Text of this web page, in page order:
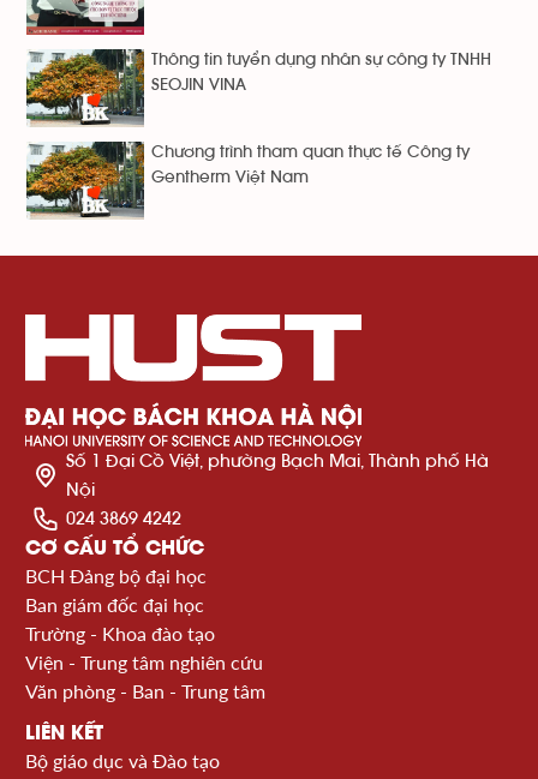
Thông tin tuyển dụng nhân sự công ty TNHH
SEOJIN VINA
Chương trình tham quan thực tế Công ty
Gentherm Việt Nam
Số 1 Đại Cồ Việt, phường Bạch Mai, Thành phố Hà
Nội
024 3869 4242
CƠ CẤU TỔ CHỨC
BCH Đảng bộ đại học
Ban giám đốc đại học
Trường - Khoa đào tạo
Viện - Trung tâm nghiên cứu
Văn phòng - Ban - Trung tâm
LIÊN KẾT
Bộ giáo dục và Đào tạo